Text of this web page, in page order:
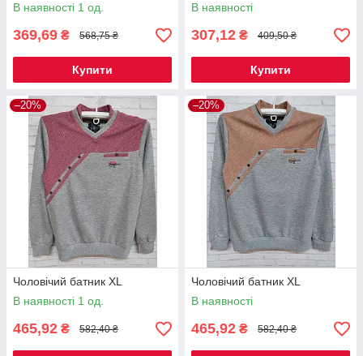
В наявності 1 од.
369,69 ₴ 568,75 ₴
Купити
В наявності
307,12 ₴ 409,50 ₴
Купити
–20%
Чоловічий батник XL
В наявності 1 од.
465,92 ₴ 582,40 ₴
–20%
Чоловічий батник XL
В наявності
465,92 ₴ 582,40 ₴